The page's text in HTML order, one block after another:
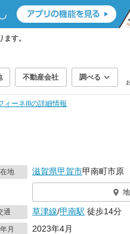
す。
不動産会社 調べる
ィーネIIIの詳細情報
地 滋賀県甲賀市甲南町市原
通 草津線/甲南駅 徒歩14分
月 2023年4月